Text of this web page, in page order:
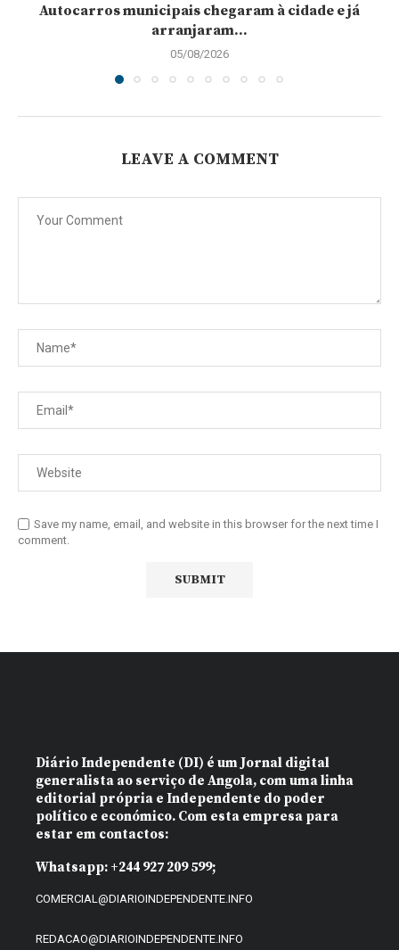
Autocarros municipais chegaram à cidade e já
arranjaram...
05/08/2026
LEAVE A COMMENT
Save my name, email, and website in this browser for the next time I
comment.
Diário Independente (DI) é um Jornal digital
generalista ao serviço de Angola, com uma linha
editorial própria e Independente do poder
político e económico. Com esta empresa para
estar em contactos:
Whatsapp: +244 927 209 599;
COMERCIAL@DIARIOINDEPENDENTE.INFO
REDACAO@DIARIOINDEPENDENTE.INFO